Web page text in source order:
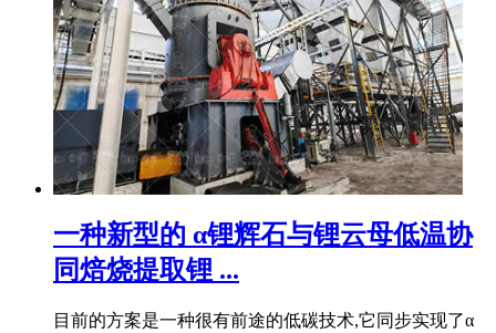
一种新型的 α锂辉石与锂云母低温协
同焙烧提取锂 ...
目前的方案是一种很有前途的低碳技术,它同步实现了α